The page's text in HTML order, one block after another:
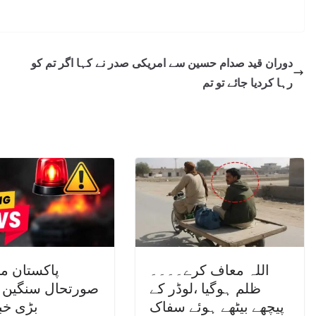
دوران قید صدام حسین سے امریکی صدر نے کہا اگر تم کو
رہا کردیا جائے تو تم
پاکستان
صورتحال
بڑی
اللہ معاف کرے۔۔۔۔
ظلم ہوگیا ،لوڈر کے
پیچھے بیٹھے ہوئے سفاک